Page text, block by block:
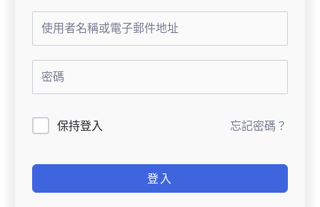
保持登入 忘記密碼？
登入